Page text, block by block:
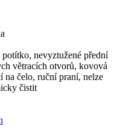
nevyztužené přední
větracích otvorů, kovová
na čelo, ruční praní, nelze
čistit